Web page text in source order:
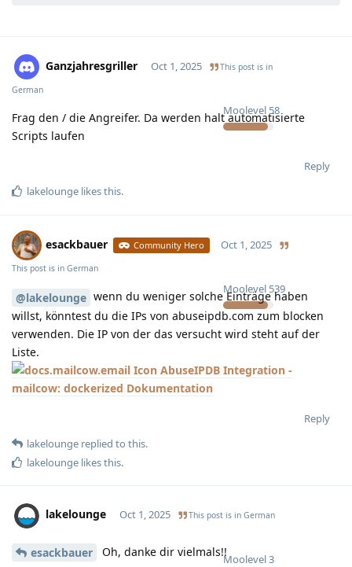
Ganzjahresgriller
Moolevel 58
Oct 1, 2025 This post is in
German
Frag den / die Angreifer. Da werden halt automatisierte
Scripts laufen
Reply
lakelounge likes this.
esackbauer Community Hero
Moolevel 539
Oct 1, 2025
This post is in German
@lakelounge wenn du weniger solche Einträge haben
willst, könntest du die IPs von abuseipdb.com zum blocken
verwenden. Die IP von der das versucht wird steht auf der
Liste.
AbuseIPDB Integration -
mailcow: dockerized Dokumentation
Reply
lakelounge replied to this.
lakelounge likes this.
lakelounge
Moolevel3
Oct 1, 2025 This post is in German
esackbauer Oh, danke dir vielmals!!